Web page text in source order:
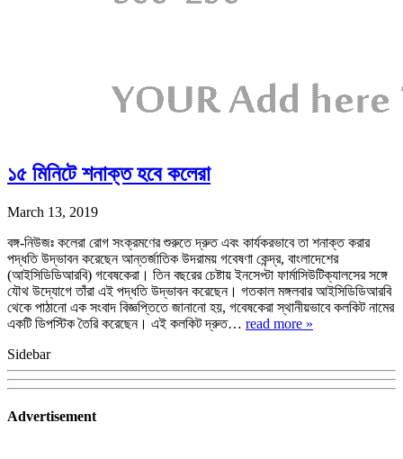
১৫ মিনিটে শনাক্ত হবে কলেরা
March 13, 2019
বঙ্গ-নিউজঃ কলেরা রোগ সংক্রমণের শুরুতে দ্রুত এবং কার্যকরভাবে তা শনাক্ত করার
পদ্ধতি উদ্ভাবন করেছেন আন্তর্জাতিক উদরাময় গবেষণা কেন্দ্র, বাংলাদেশের
(আইসিডিডিআরবি) গবেষকেরা। তিন বছরের চেষ্টায় ইনসেপ্টা ফার্মাসিউটিক্যালসের সঙ্গে
যৌথ উদ্যোগে তাঁরা এই পদ্ধতি উদ্ভাবন করেছেন। গতকাল মঙ্গলবার আইসিডিডিআরবি
থেকে পাঠানো এক সংবাদ বিজ্ঞপ্তিতে জানানো হয়, গবেষকেরা স্থানীয়ভাবে কলকিট নামের
একটি ডিপস্টিক তৈরি করেছেন। এই কলকিট দ্রুত… read more »
Sidebar
Advertisement